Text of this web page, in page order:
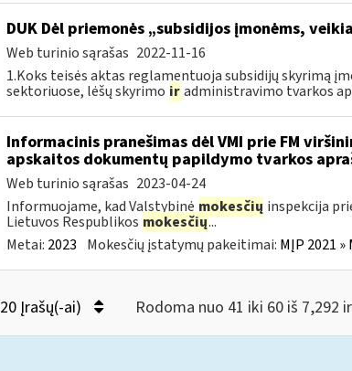
DUK Dėl priemonės „subsidijos įmonėms,
Web turinio sąrašas 2022-11-16
1.Koks teisės aktas reglamentuoja subsidijų skyrimą
sektoriuose, lėšų skyrimo ir administravimo tvarkos
Informacinis pranešimas dėl VMI prie FM
apskaitos dokumentų papildymo tvarkos
Web turinio sąrašas 2023-04-24
Informuojame, kad Valstybinė mokesčių inspekcija
Lietuvos Respublikos mokesčių...
Metai: 2023 Mokesčių įstatymų pakeitimai: MĮP 2021
20 Įrašų(-ai) Rodoma nuo 41 iki 60 iš 7,292